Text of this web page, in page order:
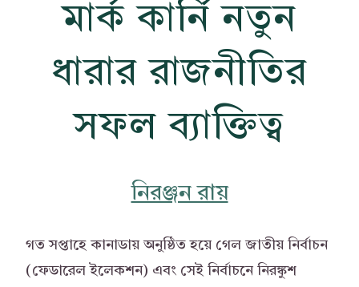
মার্ক কার্নি নতুন
ধারার রাজনীতির
সফল ব্যাক্তিত্ব
নিরঞ্জন রায়
গত সপ্তাহে কানাডায় অনুষ্ঠিত হয়ে গেল জাতীয় নির্বাচন
(ফেডারেল ইলেকশন) এবং সেই নির্বাচনে নিরঙ্কুশ